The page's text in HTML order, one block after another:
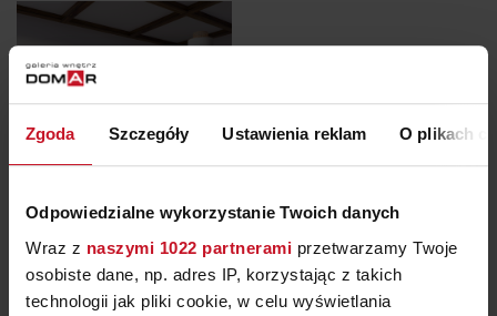
Zgoda Szczegóły Ustawienia reklam O plikach
Odpowiedzialne wykorzystanie Twoich danych
Wraz z naszymi 1022 partnerami przetwarzamy Twoje
osobiste dane, np. adres IP, korzystając z takich
technologii jak pliki cookie, w celu wyświetlania